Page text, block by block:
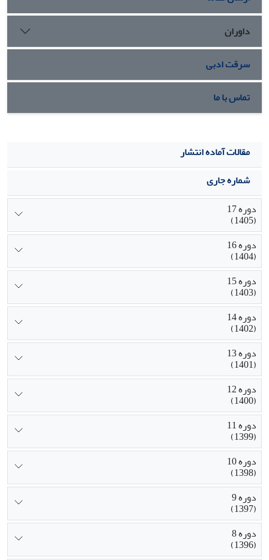
داوران
سرقت ادبی
تماس با ما
مقالات آماده انتشار
شماره جاری
دوره 17
(1405)
دوره 16
(1404)
دوره 15
(1403)
دوره 14
(1402)
دوره 13
(1401)
دوره 12
(1400)
دوره 11
(1399)
دوره 10
(1398)
دوره 9
(1397)
دوره 8
(1396)